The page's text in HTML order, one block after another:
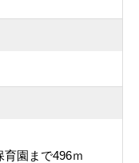
園まで496ｍ